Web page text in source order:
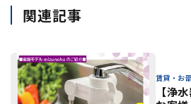
関連記事
賃貸・お
【浄